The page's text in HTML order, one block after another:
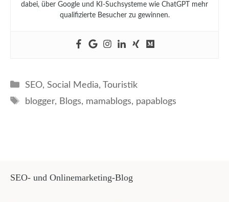
dabei, über Google und KI-Suchsysteme wie ChatGPT mehr
qualifizierte Besucher zu gewinnen.
Kategorien
SEO, Social Media, Touristik
Schlagwörter
blogger, Blogs, mamablogs, papablogs
SEO- und Onlinemarketing-Blog